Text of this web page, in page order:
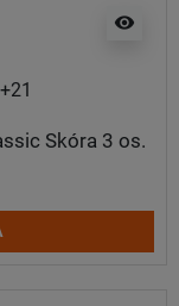
visibility
+21
Skóra 3 os.